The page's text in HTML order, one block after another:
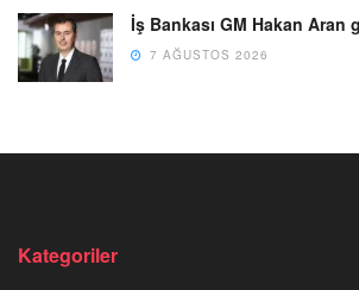
İş Bankası GM Hakan Aran
7 AĞUSTOS 2026
Kategoriler